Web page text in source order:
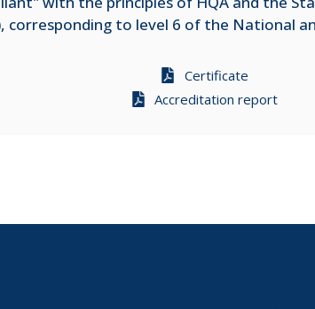
corresponding to level 6 of the National
Certificate
Accreditation report